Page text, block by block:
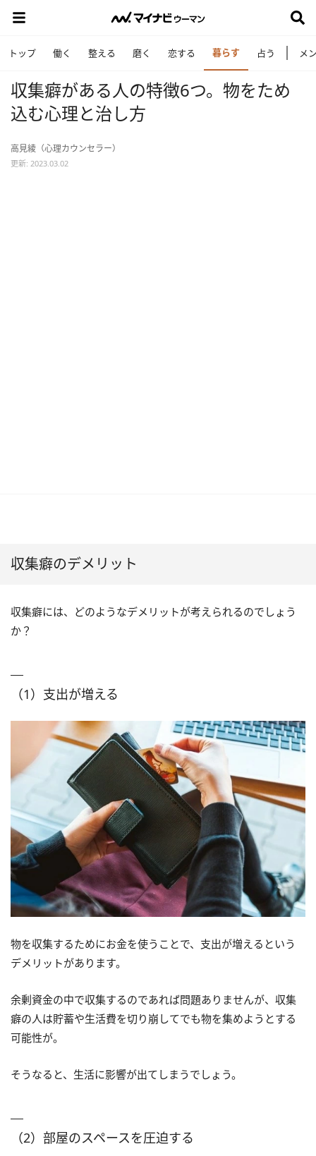
トップ 働く 整える 磨く 恋する 暮らす 占う メ
収集癖がある人の特徴6つ。物をため
込む心理と治し方
高見綾（心理カウンセラー）
更新: 2023.03.02
収集癖のデメリット
収集癖には、どのようなデメリットが考えられるのでしょう
か？
（1）支出が増える
物を収集するためにお金を使うことで、支出が増えるという
デメリットがあります。
余剰資金の中で収集するのであれば問題ありませんが、収集
癖の人は貯蓄や生活費を切り崩してでも物を集めようとする
可能性が。
そうなると、生活に影響が出てしまうでしょう。
（2）部屋のスペースを圧迫する